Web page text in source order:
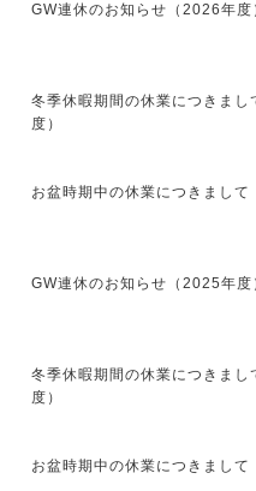
GW連休のお知らせ（2026年度
冬季休暇期間の休業につきま
度）
お盆時期中の休業につきまして
GW連休のお知らせ（2025年度
冬季休暇期間の休業につきま
度）
お盆時期中の休業につきまして